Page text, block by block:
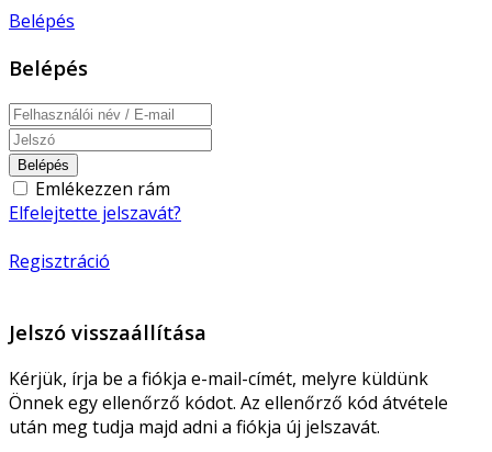
Belépés
Belépés
Belépés
Emlékezzen rám
Elfelejtette jelszavát?
Regisztráció
Jelszó visszaállítása
Kérjük, írja be a fiókja e-mail-címét, melyre küldünk
Önnek egy ellenőrző kódot. Az ellenőrző kód átvétele
után meg tudja majd adni a fiókja új jelszavát.